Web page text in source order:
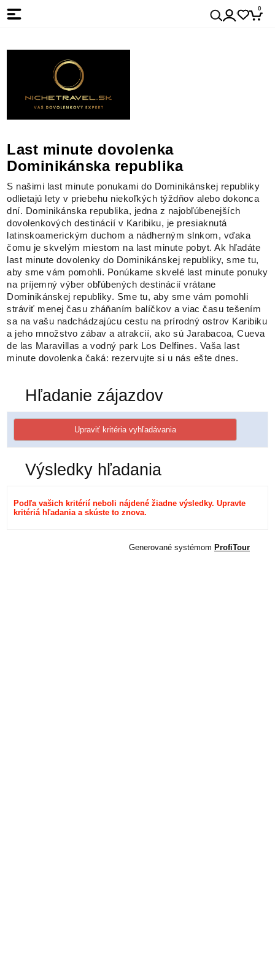
0
Last minute dovolenka
Dominikánska republika
S našimi last minute ponukami do Dominikánskej republiky
odlietajú lety v priebehu niekoľkých týždňov alebo dokonca
dní. Dominikánska republika, jedna z najobľúbenejších
dovolenkových destinácií v Karibiku, je presiaknutá
latinskoamerickým duchom a nádherným slnkom, vďaka
čomu je skvelým miestom na last minute pobyt. Ak hľadáte
last minute dovolenky do Dominikánskej republiky, sme tu,
aby sme vám pomohli. Ponúkame skvelé last minute ponuky
na príjemný výber obľúbených destinácií vrátane
Dominikánskej republiky. Sme tu, aby sme vám pomohli
stráviť menej času zháňaním balíčkov a viac času tešením
sa na vašu nadchádzajúcu cestu na prírodný ostrov Karibiku
a jeho množstvo zábav a atrakcií, ako sú Jarabacoa, Cueva
de las Maravillas a vodný park Los Delfines. Vaša last
minute dovolenka čaká: rezervujte si u nás ešte dnes.